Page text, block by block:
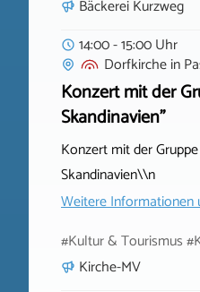
Bäckerei Kurzweg
14:00 - 15:00 Uhr
Dorfkirchein
Konzert mit der
Skandinavien"
Konzert mit der
Skandinavien\\n
Weitere
#Kultur & Tourismus
Kirche-MV